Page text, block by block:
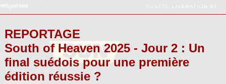
REPORTAGE
South of Heaven 2025 - Jour 2 : Un
final suédois pour une première
édition réussie ?